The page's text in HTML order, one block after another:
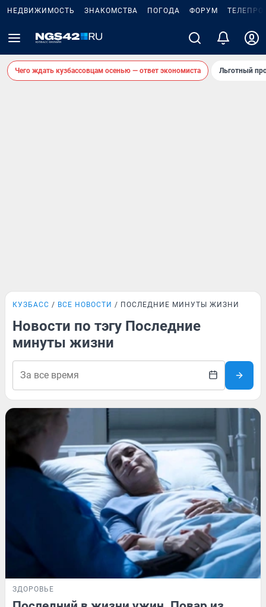
НЕДВИЖИМОСТЬ ЗНАКОМСТВА ПОГОДА ФОРУМ
Чего ждать кузбассовцам осенью — ответ экономиста Льготный
КУЗБАСС ВСЕ НОВОСТИ ПОСЛЕДНИЕ МИНУТЫ ЖИЗНИ
Новости по тэгу Последние
минуты жизни
ЗДОРОВЬЕ